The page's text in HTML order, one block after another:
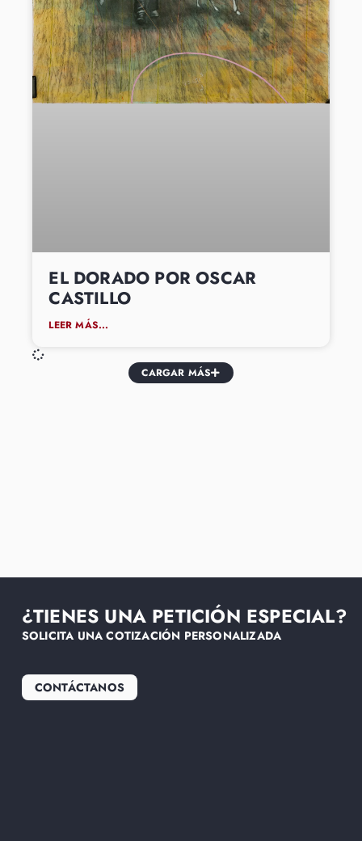
EL DORADO POR OSCAR
CASTILLO
LEER MÁS...
CARGAR MÁS
¿TIENES UNA PETICIÓN ESPECIAL?
SOLICITA UNA COTIZACIÓN PERSONALIZADA
CONTÁCTANOS